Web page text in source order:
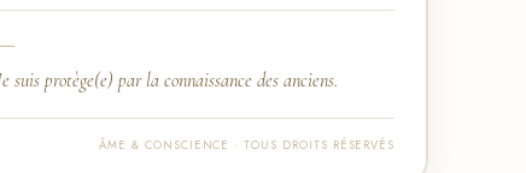
suis protège(e) par la connaissance des anciens.
ÂME & CONSCIENCE · TOUS DROITS RÉSERVÉS